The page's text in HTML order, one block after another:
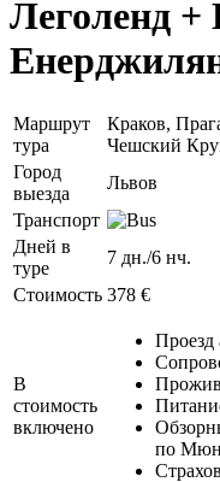
Леголенд +
Маршрут
тура
Краков,
Чешский
Город
выезда
Львов
Транспорт
Дней в
туре
7 дн./6 нч.
Стоимость 378 €
В
стоимость
включено
Проезд
по